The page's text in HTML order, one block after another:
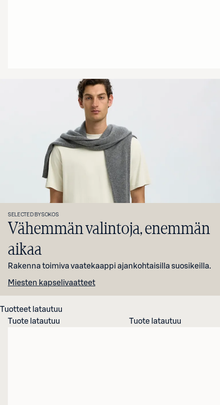
SELECTED BY SOKOS
Vähemmän valintoja, enemmän
aikaa
Rakenna toimiva vaatekaappi ajankohtaisilla suosikeilla.
Miesten kapselivaatteet
Tuotteet latautuu
Tuote latautuu
Tuote latautuu